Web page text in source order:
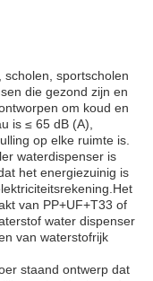
sportscholen
die gezond zijn en
om koud en
is ≤ 65 dB (A),
op elke ruimte is.
waterdispenser is
het energiezuinig is
van PP+UF+T33 of
water dispenser
van waterstofrijk
staand ontwerp dat